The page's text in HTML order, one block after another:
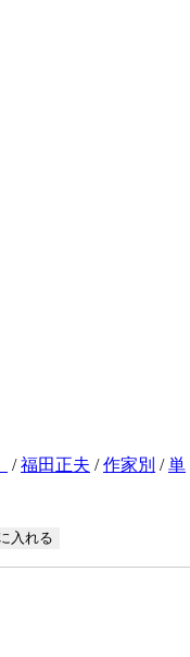
/福田正夫 /作家別 /単